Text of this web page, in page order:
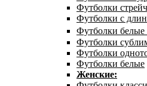
Футболки
Футболки с
Футболки белые
Футболки
Футболки
Футболки белые
Женские: